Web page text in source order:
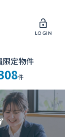
LOGIN
限定物件
件